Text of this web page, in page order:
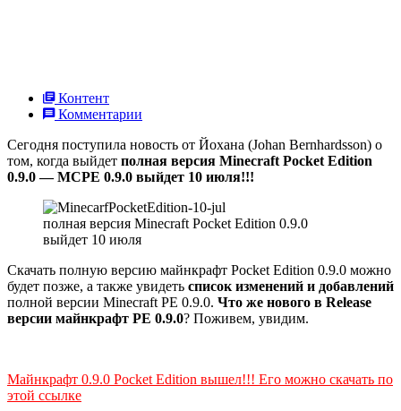
Контент
Комментарии
Сегодня поступила новость от Йохана (Johan Bernhardsson) о
том, когда выйдет полная версия Minecraft Pocket Edition
0.9.0 — MCPE 0.9.0 выйдет 10 июля!!!
полная версия Minecraft Pocket Edition 0.9.0
выйдет 10 июля
Скачать полную версию майнкрафт Pocket Edition 0.9.0 можно
будет позже, а также увидеть список изменений и добавлений
полной версии Minecraft PE 0.9.0. Что же нового в Release
версии майнкрафт PE 0.9.0? Поживем, увидим.
Майнкрафт 0.9.0 Pocket Edition вышел!!! Его можно скачать по
этой ссылке